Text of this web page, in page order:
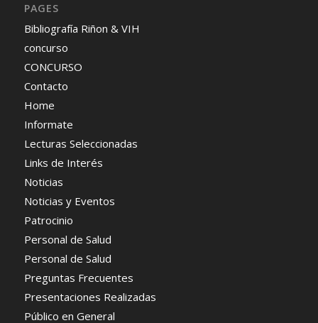
PAGES
Bibliografía Riñon & VIH
concurso
CONCURSO
Contacto
Home
Informate
Lecturas Seleccionadas
Links de Interés
Noticias
Noticias y Eventos
Patrocinio
Personal de Salud
Personal de Salud
Preguntas Frecuentes
Presentaciones Realizadas
Público en General